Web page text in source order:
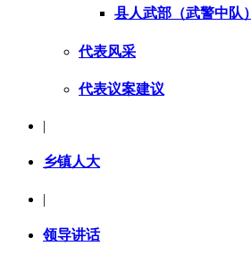
县人武部（武警中队）
代表风采
代表议案建议
|
乡镇人大
|
领导讲话